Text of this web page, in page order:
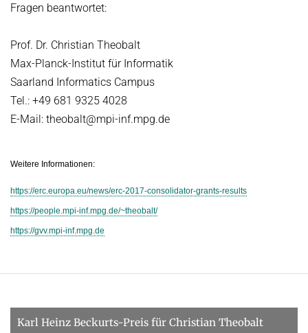
Fragen beantwortet:
Prof. Dr. Christian Theobalt
Max-Planck-Institut für Informatik
Saarland Informatics Campus
Tel.: +49 681 9325 4028
E-Mail: theobalt@mpi-inf.mpg.de
Weitere Informationen:
https://erc.europa.eu/news/erc-2017-consolidator-grants-results
https://people.mpi-inf.mpg.de/~theobalt/
https://gvv.mpi-inf.mpg.de
Karl Heinz Beckurts-Preis für Christian Theobalt